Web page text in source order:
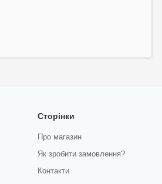
Сторінки
Про магазин
Як зробити замовлення?
Контакти